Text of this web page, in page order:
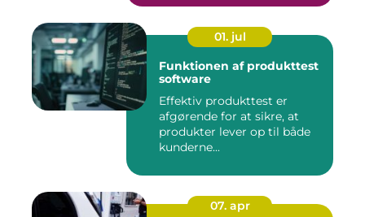
01. jul
Funktionen af produkttest
software
Effektiv produkttest er
afgørende for at sikre, at
produkter lever op til både
kunderne...
07. apr